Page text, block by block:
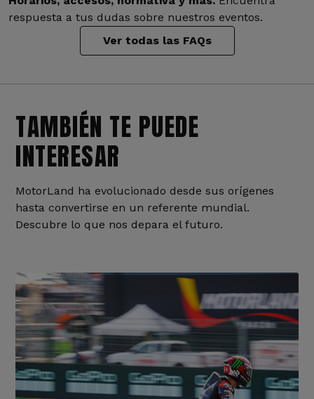
respuesta a tus dudas sobre nuestros eventos.
Ver todas las FAQs
TAMBIÉN TE PUEDE
INTERESAR
MotorLand ha evolucionado desde sus orígenes
hasta convertirse en un referente mundial.
Descubre lo que nos depara el futuro.